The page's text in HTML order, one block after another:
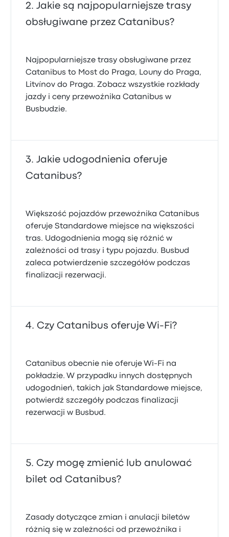
Jakie są najpopularniejsze trasy
obsługiwane przez Catanibus?
Najpopularniejsze trasy obsługiwane przez
Catanibus to Most do Praga, Louny do Praga,
Litvínov do Praga. Zobacz wszystkie rozkłady
jazdy i ceny przewoźnika Catanibus w
Busbudzie.
Jakie udogodnienia oferuje
Catanibus?
Większość pojazdów przewoźnika Catanibus
oferuje Standardowe miejsce na większości
tras. Udogodnienia mogą się różnić w
zależności od trasy i typu pojazdu. Busbud
zaleca potwierdzenie szczegółów podczas
finalizacji rezerwacji.
Czy Catanibus oferuje Wi-Fi?
Catanibus obecnie nie oferuje Wi-Fi na
pokładzie. W przypadku innych dostępnych
udogodnień, takich jak Standardowe miejsce,
potwierdź szczegóły podczas finalizacji
rezerwacji w Busbud.
Czy mogę zmienić lub anulować
bilet od Catanibus?
Zasady dotyczące zmian i anulacji biletów
różnią się w zależności od przewoźnika i